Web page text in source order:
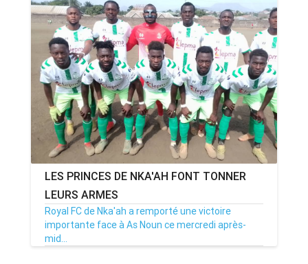
LES PRINCES DE NKA'AH FONT TONNER
LEURS ARMES
Royal FC de Nka'ah a remporté une victoire
importante face à As Noun ce mercredi après-
mid...